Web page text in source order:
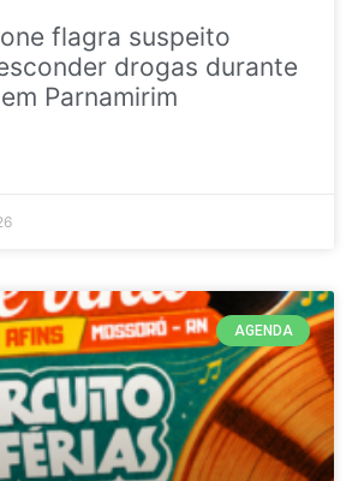
flagra suspeito
drogas durante
Parnamirim
AGENDA